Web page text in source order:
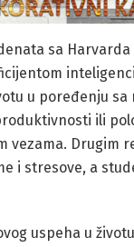
sa
u poređenju
ili
vezama. Drugim
i stresove, a
uspeha u